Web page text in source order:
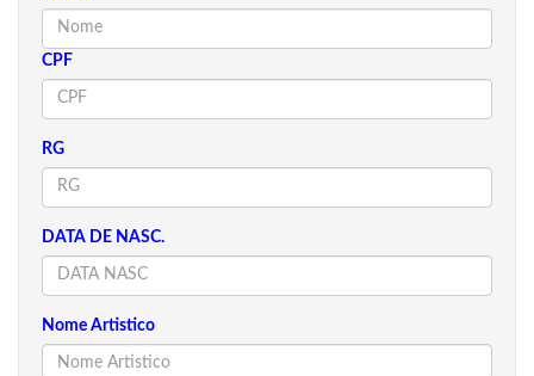
CPF
RG
DATA DE NASC.
Nome Artistico